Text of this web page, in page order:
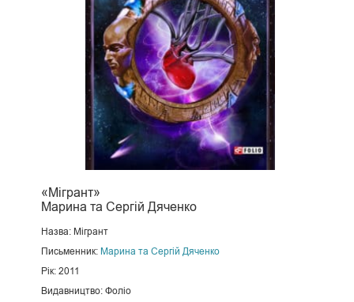
«Мігрант»
Марина та Сергій Дяченко
Назва: Мігрант
Письменник: Марина та Сергій Дяченко
Рік: 2011
Видавництво: Фоліо